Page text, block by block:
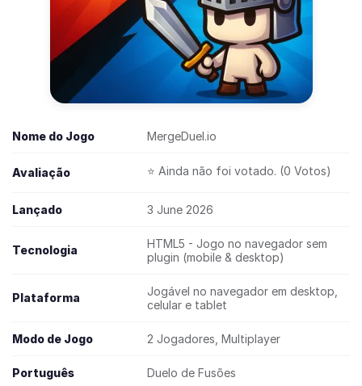
Nome do Jogo MergeDuel.io
Avaliação ⭐ Ainda não foi votado. (0 Votos)
Lançado 3 June 2026
Tecnologia
HTML5 - Jogo no navegador sem
plugin (mobile & desktop)
Plataforma
Jogável no navegador em desktop,
celular e tablet
Modo de Jogo 2 Jogadores, Multiplayer
Português Duelo de Fusões